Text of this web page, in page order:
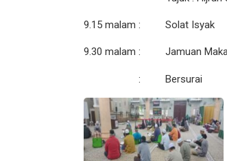
9.15 malam : Solat Isyak
9.30 malam : Jamuan
: Bersurai